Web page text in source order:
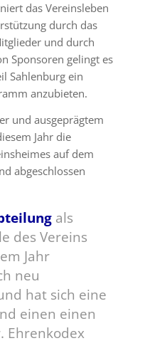
das Vereinsleben
durch das
und durch
Sponsoren gelingt es
Sahlenburg ein
anzubieten.
und ausgeprägtem
Jahr die
auf dem
abgeschlossen
als
des Vereins
Jahr
neu
hat sich eine
einen einen
Ehrenkodex